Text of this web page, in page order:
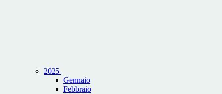
2025
Gennaio
Febbraio